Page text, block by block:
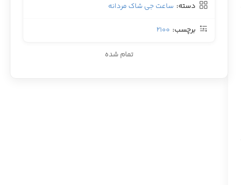
دسته: ساعت جی شاک مردانه
برچسب: 2100
تمام شده